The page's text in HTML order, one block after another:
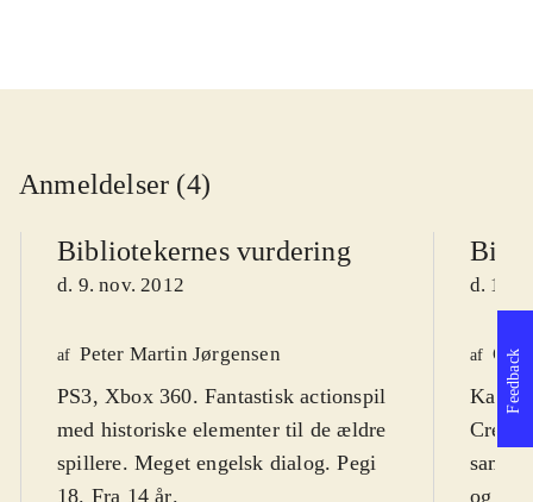
Anmeldelser (4)
Bibliotekernes vurdering
d. 9. nov. 2012
af Peter Martin Jørgensen
PS3, Xbox 360. Fantastisk actionspil
med historiske elementer til de ældre
spillere. Meget engelsk dialog. Pegi
18. Fra 14 år.
d. 16.
af Ole
Kan
og
Feedback